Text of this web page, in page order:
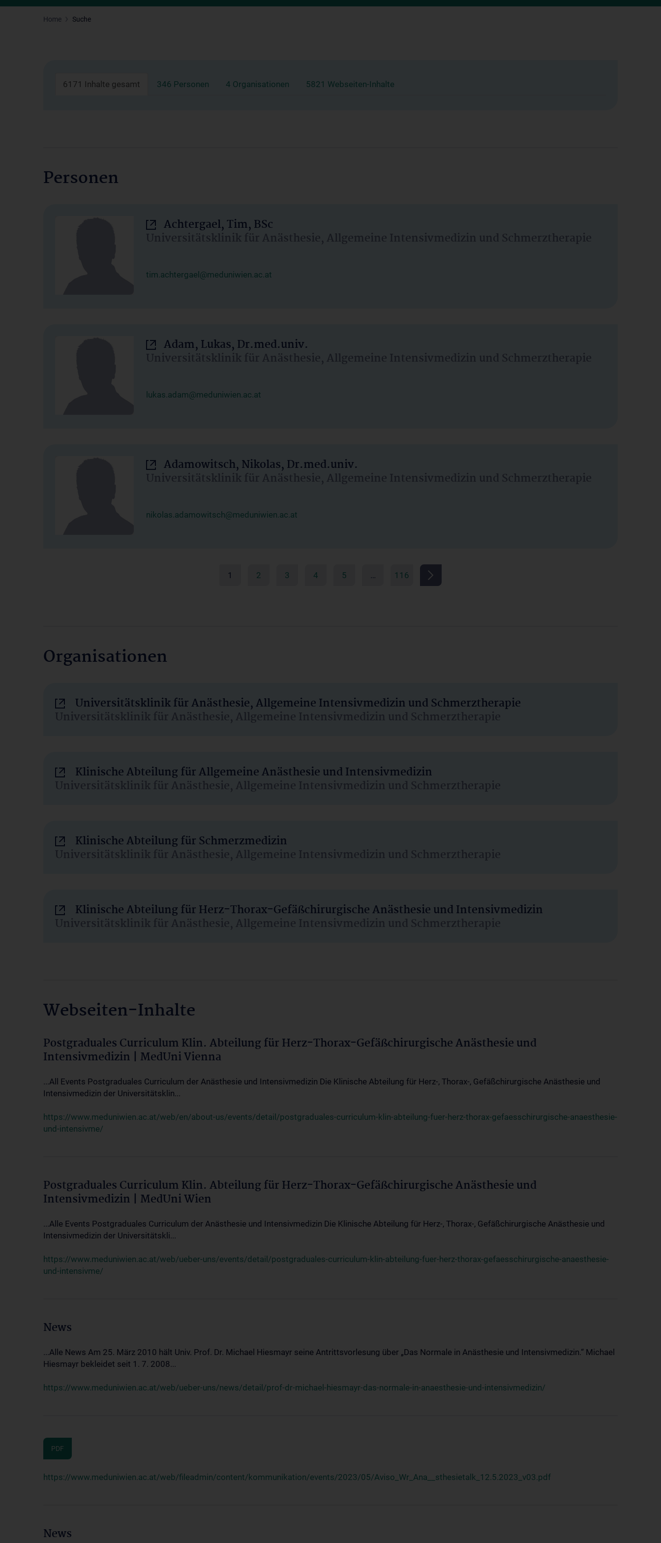
Home Suche
6171 Inhalte gesamt 346 Personen 4 Organisationen 5821 Webseiten-Inhalte
Personen
Achtergael, Tim, BSc
Universitätsklinik für Anästhesie, Allgemeine Intensivmedizin und Schmerztherapie
tim.achtergael@meduniwien.ac.at
Adam, Lukas, Dr.med.univ.
Universitätsklinik für Anästhesie, Allgemeine Intensivmedizin und Schmerztherapie
lukas.adam@meduniwien.ac.at
Adamowitsch, Nikolas, Dr.med.univ.
Universitätsklinik für Anästhesie, Allgemeine Intensivmedizin und Schmerztherapie
nikolas.adamowitsch@meduniwien.ac.at
1 2 3 4 5 … 116
Organisationen
Universitätsklinik für Anästhesie, Allgemeine Intensivmedizin und Schmerztherapie
Universitätsklinik für Anästhesie, Allgemeine Intensivmedizin und Schmerztherapie
Klinische Abteilung für Allgemeine Anästhesie und Intensivmedizin
Universitätsklinik für Anästhesie, Allgemeine Intensivmedizin und Schmerztherapie
Klinische Abteilung für Schmerzmedizin
Universitätsklinik für Anästhesie, Allgemeine Intensivmedizin und Schmerztherapie
Klinische Abteilung für Herz-Thorax-Gefäßchirurgische Anästhesie und Intensivmedizin
Universitätsklinik für Anästhesie, Allgemeine Intensivmedizin und Schmerztherapie
Webseiten-Inhalte
Postgraduales Curriculum Klin. Abteilung für Herz-Thorax-Gefäßchirurgische Anästhesie und
Intensivmedizin | MedUni Vienna
...All Events Postgraduales Curriculum der Anästhesie und Intensivmedizin Die Klinische Abteilung für Herz-, Thorax-, Gefäßchirurgische Anästhesie und
Intensivmedizin der Universitätsklin...
https://www.meduniwien.ac.at/web/en/about-us/events/detail/postgraduales-curriculum-klin-abteilung-fuer-herz-thorax-gefaesschirurgische-anaesthesie-
und-intensivme/
Postgraduales Curriculum Klin. Abteilung für Herz-Thorax-Gefäßchirurgische Anästhesie und
Intensivmedizin | MedUni Wien
...Alle Events Postgraduales Curriculum der Anästhesie und Intensivmedizin Die Klinische Abteilung für Herz-, Thorax-, Gefäßchirurgische Anästhesie und
Intensivmedizin der Universitätskli...
https://www.meduniwien.ac.at/web/ueber-uns/events/detail/postgraduales-curriculum-klin-abteilung-fuer-herz-thorax-gefaesschirurgische-anaesthesie-
und-intensivme/
News
...Alle News Am 25. März 2010 hält Univ. Prof. Dr. Michael Hiesmayr seine Antrittsvorlesung über „Das Normale in Anästhesie und Intensivmedizin.“ Michael
Hiesmayr bekleidet seit 1. 7. 2008...
https://www.meduniwien.ac.at/web/ueber-uns/news/detail/prof-dr-michael-hiesmayr-das-normale-in-anaesthesie-und-intensivmedizin/
PDF
https://www.meduniwien.ac.at/web/fileadmin/content/kommunikation/events/2023/05/Aviso_Wr_Ana__sthesietalk_12.5.2023_v03.pdf
News